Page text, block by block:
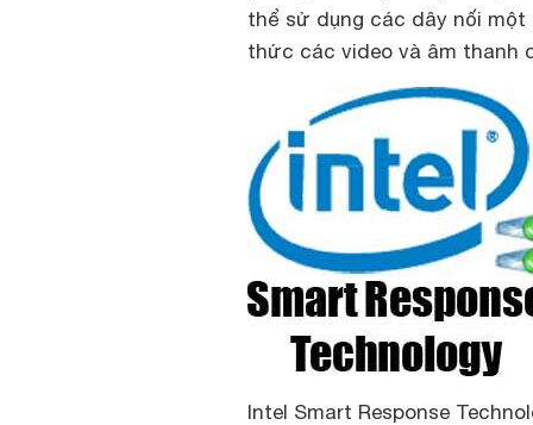
thể sử dụng các dây nối
thức các video và âm thanh
Intel Smart Response